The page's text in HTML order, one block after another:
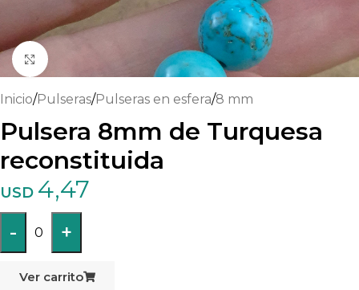
Haga clic para ampliar
Inicio/Pulseras/Pulseras en esfera/8 mm
Pulsera 8mm de Turquesa
reconstituida
USD 4,47
- 0 +
Ver carrito